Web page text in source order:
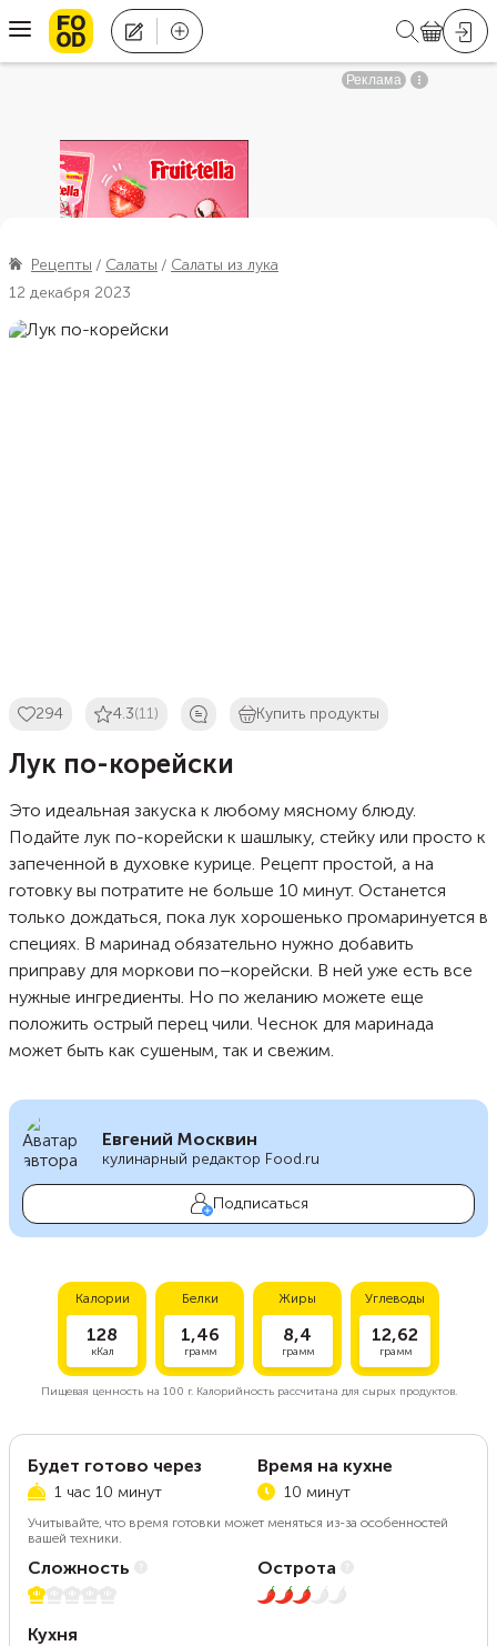
Рецепты Салаты
Салаты из лука
12 декабря 2023
294 4.3(11) Купить продукты
Лук по-корейски
Это идеальная закуска к любому мясному блюду.
Подайте лук по-корейски к шашлыку, стейку или просто к
запеченной в духовке курице. Рецепт простой, а на
готовку вы потратите не больше 10 минут. Останется
только дождаться, пока лук хорошенько промаринуется в
специях. В маринад обязательно нужно добавить
приправу для моркови по–корейски. В ней уже есть все
нужные ингредиенты. Но по желанию можете еще
положить острый перец чили. Чеснок для маринада
может быть как сушеным, так и свежим.
Евгений Москвин
кулинарный редактор Food.ru
Подписаться
Калории
128
кКал
Белки
1,46
грамм
Жиры
8,4
грамм
Углеводы
12,62
грамм
Пищевая ценность на 100 г.Калорийность рассчитана для сырых продуктов.
Будет готово через
1 час 10 минут
Время на кухне
10 минут
Учитывайте, что время готовки может меняться из-за особенностей
вашей техники.
Сложность
1 из 5
Острота
3 из 5
Кухня